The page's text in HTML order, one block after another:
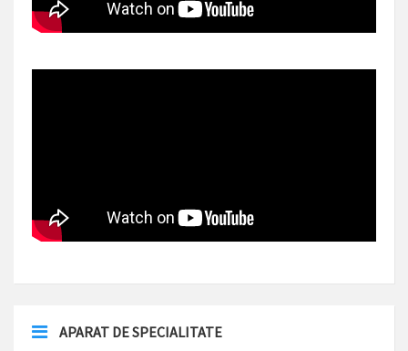
APARAT DE SPECIALITATE